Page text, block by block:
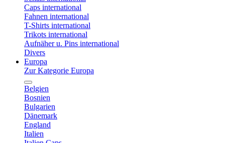
Caps international
Fahnen international
T-Shirts international
Trikots international
Aufnäher u. Pins international
Divers
Europa
Zur Kategorie Europa
Belgien
Bosnien
Bulgarien
Dänemark
England
Italien